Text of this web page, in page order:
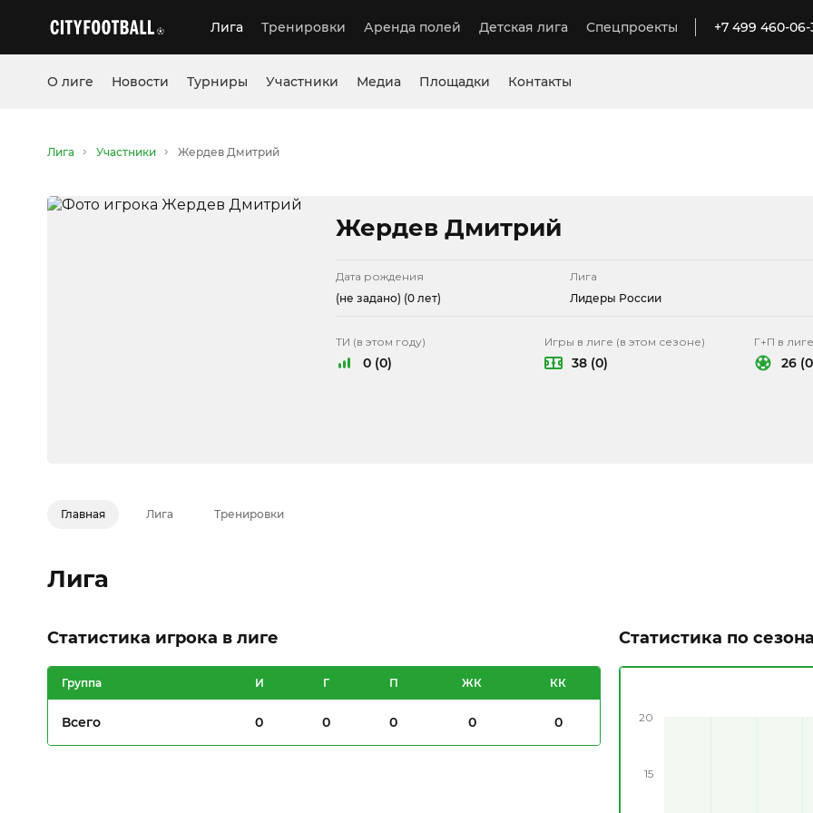
Лига Тренировки Аренда полей Детская лига Спецпроекты +7 499 460-06-
О лиге Новости Турниры Участники Медиа Площадки Контакты
Лига Участники Жердев Дмитрий
Жердев Дмитрий
Дата рождения
(не задано) (0 лет)
Лига
Лидеры России
ТИ (в этом году)
0 (0)
Игры в лиге (в этом сезоне)
38 (0)
Г+П в
26
Главная Лига Тренировки
Лига
Статистика игрока в лиге
Группа И Г П ЖК КК
Всего 0 0 0 0 0
Статистика по
15
20